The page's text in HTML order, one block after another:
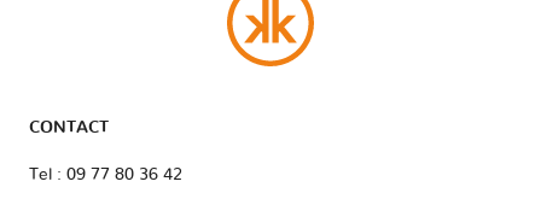
CONTACT
Tel : 09 77 80 36 42